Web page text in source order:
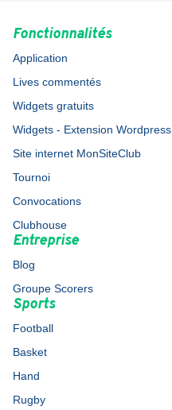
Fonctionnalités
Application
Lives commentés
Widgets gratuits
Widgets - Extension Wordpress
Site internet MonSiteClub
Tournoi
Convocations
Clubhouse
Entreprise
Blog
Groupe Scorers
Sports
Football
Basket
Hand
Rugby